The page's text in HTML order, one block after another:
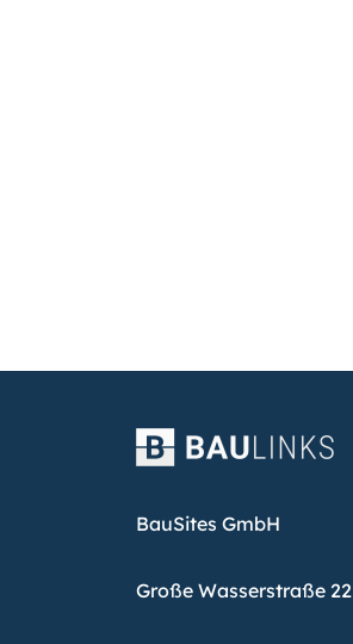
BauSites GmbH
Große Wasserstraße 22